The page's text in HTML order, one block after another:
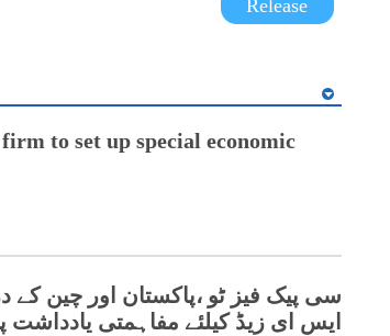
Release
to set up special economic
سی پیک فیز ٹو ،پاکستان اور چین کے
ایس ای زیڈ کیلئے مفاہمتی